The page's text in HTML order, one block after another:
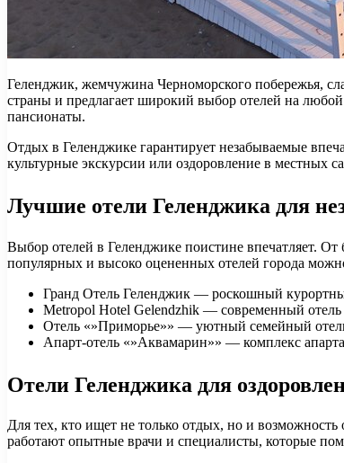
Геленджик, жемчужина Черноморского побережья,
страны и предлагает широкий выбор отелей на
пансионаты.
Отдых в Геленджике гарантирует незабываемые
культурные экскурсии или оздоровление в местных
Лучшие отели Геленджика для
Выбор отелей в Геленджике поистине впечатляет.
популярных и высоко оцененных отелей города
Гранд Отель Геленджик — роскошный
Metropol Hotel Gelendzhik — современный отель
Отель «»Приморье»» — уютный семейный
Апарт-отель «»Аквамарин»» — комплекс
Отели Геленджика для
Для тех, кто ищет не только отдых, но и
работают опытные врачи и специалисты, которые